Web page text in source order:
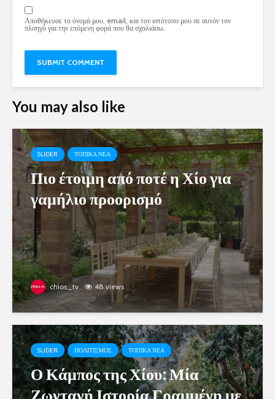
Αποθήκευσε το όνομά μου, email, και τον ιστότοπο μου σε αυτόν τον
πλοηγό για την επόμενη φορά που θα σχολιάσω.
You may also like
SLIDER ΤΟΠΙΚΑ ΝΕΑ
Πιο έτοιμη από ποτέ η Χίο για
γαμήλιο προορισμό
chios_tv 48 views
SLIDER ΠΟΛΙΤΙΣΜΟΣ ΤΟΠΙΚΑ ΝΕΑ
Ο Κάμπος της Χίου: Μία
Ζωντανή Ιστορία Γραμμένη με